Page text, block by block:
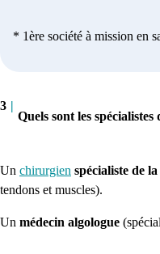
* 1ère société à mission en
3 |
Quels sont les
Un chirurgien spécialiste de
tendons et muscles).
Un médecin algologue